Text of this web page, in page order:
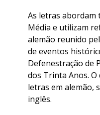
As letras abordam
Média e utilizam
alemão reunido
de eventos
Defenestração de
dos Trinta Anos.
letras em alemão,
inglês.